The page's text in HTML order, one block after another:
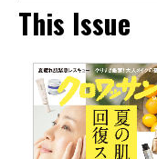
This Issue